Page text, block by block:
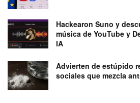
Hackearon Suno y
música de YouTube y
IA
Advierten de estúpido
sociales que mezcla